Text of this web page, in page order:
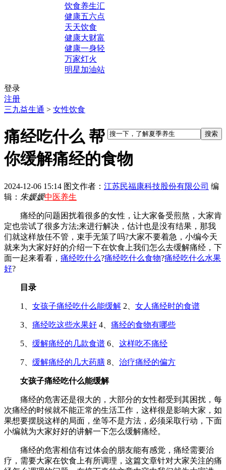
饮食养生汇
健康五六点
天天饮食
健康大财富
健康一身轻
万家灯火
明星加油站
登录
注册
三九益生通 > 女性饮食
痛经吃什么 帮
你缓解痛经的食物
2024-12-06 15:14 图文作者： 江苏民福康科技股份有限公司 编
辑： 朱媛媛中医养生
痛经的问题困扰着很多的女性，让大家备受煎熬，大家肯
定也尝试了很多方法;来进行解决，估计也是没有结果，那我
们就这样放任不管，束手无策了吗?大家不要着急，小编今天
就来为大家好好的介绍一下在饮食上我们怎么去缓解痛经，下
面一起来看看， 痛经吃什么?痛经吃什么食物?痛经吃什么水果
好?
目录
1、 女孩子痛经吃什么能缓解 2、 女人痛经时的食谱
3、 痛经吃这些水果好 4、 痛经的食物有哪些
5、 缓解痛经的几款食谱 6、 这样吃不痛经
7、 缓解痛经的几大药膳 8、 治疗痛经的偏方
女孩子痛经吃什么能缓解
痛经的危害还是很大的，大部分的女性都受到其困扰，每
次痛经的时候就不能正常的生活工作，这样很是影响大家，如
果想要摆脱这样的局面，坐等不是方法，必须采取行动，下面
小编就为大家好好的讲解一下怎么缓解痛经。
痛经的危害相信有过体会的朋友能有感觉，痛经需要治
疗，需要大家在饮食上有所调理，这篇文章针对大家关注的痛